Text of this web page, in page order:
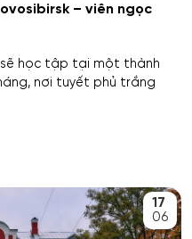
liệu
nghiệp
tích
– viên ngọc
học tập tại một thành
nơi tuyết phủ trắng
17
06